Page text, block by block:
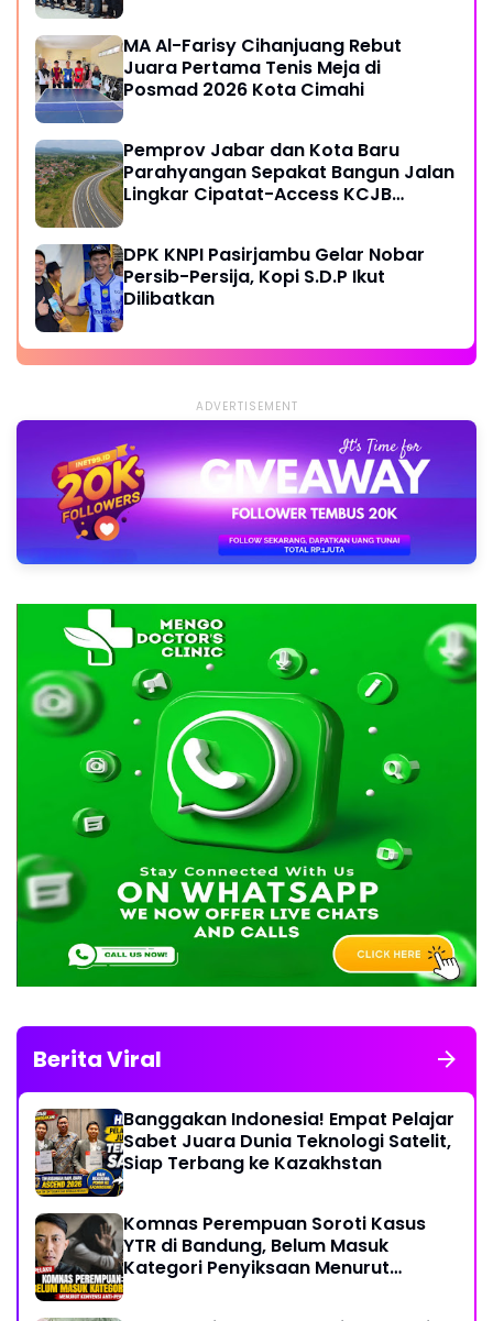
MA Al-Farisy Cihanjuang Rebut
Juara Pertama Tenis Meja di
Posmad 2026 Kota Cimahi
Pemprov Jabar dan Kota Baru
Parahyangan Sepakat Bangun Jalan
Lingkar Cipatat-Access KCJB
DPK KNPI Pasirjambu Gelar Nobar
Persib-Persija, Kopi S.D.P Ikut
Dilibatkan
ADVERTISEMENT
Berita Viral
Banggakan Indonesia! Empat Pelajar
Sabet Juara Dunia Teknologi Satelit,
Siap Terbang ke Kazakhstan
Komnas Perempuan Soroti Kasus
YTR di Bandung, Belum Masuk
Kategori Penyiksaan Menurut